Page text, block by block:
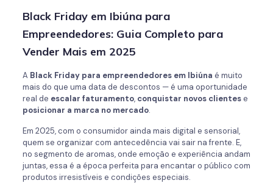
Black Friday em Ibiúna para
Empreendedores: Guia Completo para
Vender Mais em 2025
A Black Friday para empreendedores em Ibiúna é muito
mais do que uma data de descontos — é uma oportunidade
real de escalar faturamento, conquistar novos clientese
posicionar a marca no mercado.
Em 2025, com o consumidor ainda mais digital e sensorial,
quem se organizar com antecedência vai sair na frente. E,
no segmento de aromas, onde emoção e experiência andam
juntas, essa é a época perfeita para encantar o público com
produtos irresistíveis e condições especiais.